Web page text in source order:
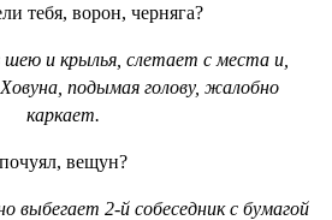
тебя, ворон, черняга?
и крылья, слетает с места и,
подымая голову, жалобно
каркает.
вещун?
выбегает 2-й собеседник с бумагой